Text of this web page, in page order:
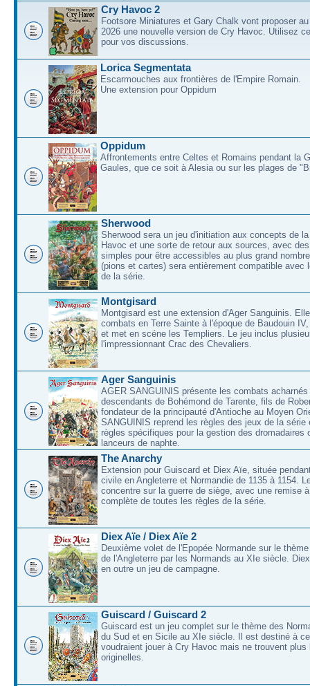
Cry Havoc 2
Footsore Miniatures et Gary Chalk vont proposer
2026 une nouvelle version de Cry Havoc. Utilisez
pour vos discussions.
Lorica Segmentata
Escarmouches aux frontières de l'Empire Romain.
Une extension pour Oppidum
Oppidum
Affrontements entre Celtes et Romains pendant la
Gaules, que ce soit à Alesia ou sur les plages de
Sherwood
Sherwood sera un jeu d'initiation aux concepts de
Havoc et une sorte de retour aux sources, avec
simples pour être accessibles au plus grand
(pions et cartes) sera entièrement compatible avec
de la série.
Montgisard
Montgisard est une extension d'Ager Sanguinis.
combats en Terre Sainte à l'époque de Baudouin
et met en scéne les Templiers. Le jeu inclus
l'impressionnant Crac des Chevaliers.
Ager Sanguinis
AGER SANGUINIS présente les combats acharnés
descendants de Bohémond de Tarente, fils de
fondateur de la principauté d'Antioche au Moyen
SANGUINIS reprend les règles des jeux de la série
règles spécifiques pour la gestion des dromadaires
lanceurs de naphte.
The Anarchy
Extension pour Guiscard et Diex Aïe, située
civile en Angleterre et Normandie de 1135 à 1154.
concentre sur la guerre de siège, avec une remise
complète de toutes les règles de la série.
Diex Aïe / Diex Aïe 2
Deuxième volet de l'Epopée Normande sur le
de l'Angleterre par les Normands au XIe siècle.
en outre un jeu de campagne.
Guiscard / Guiscard 2
Guiscard est un jeu complet sur le thème des
du Sud et en Sicile au XIe siècle. Il est destiné à
voudraient jouer à Cry Havoc mais ne trouvent
originelles.